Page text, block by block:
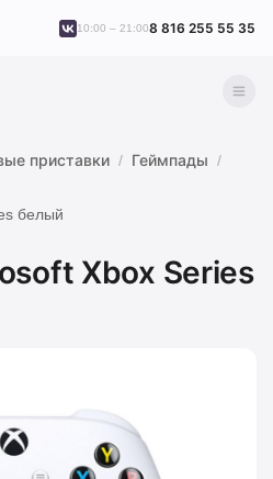
10:00 – 21:008 816 255 55 35
приставки
Геймпады
белый
Xbox Series